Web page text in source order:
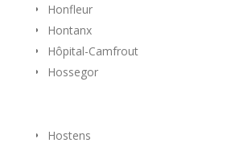
Honfleur
Hontanx
Hôpital-Camfrout
Hossegor
Hostens